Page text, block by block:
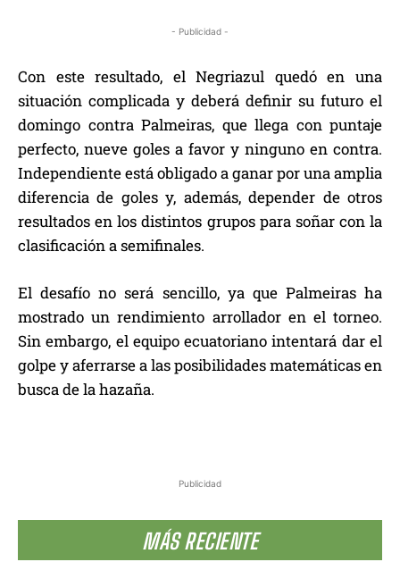
Publicidad
MÁS RECIENTE
- Publicidad -
Con este resultado, el Negriazul quedó en una
situación complicada y deberá definir su futuro el
domingo contra Palmeiras, que llega con puntaje
perfecto, nueve goles a favor y ninguno en contra.
Independiente está obligado a ganar por una amplia
diferencia de goles y, además, depender de otros
resultados en los distintos grupos para soñar con la
clasificación a semifinales.
El desafío no será sencillo, ya que Palmeiras ha
mostrado un rendimiento arrollador en el torneo.
Sin embargo, el equipo ecuatoriano intentará dar el
golpe y aferrarse a las posibilidades matemáticas en
busca de la hazaña.